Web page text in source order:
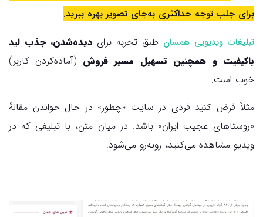
برای جلب توجه حداکثری به‌جای تصویر بهره ببرید.
تبلیغات ویدیویی همسان طبق تجربه برای دیده‌شدن، جذب لید
باکیفیت و همچنین تسهیل مسیر فروش (آماده‌کردن کاربر)
خوب است.
مثلاً فرض کنید فردی در سایت «چطور» در حال خواندن مقالهٔ
«روستاهای عجیب ایران» باشد. در میان متن، با تبلیغی که در
ویدیو مشاهده می‌کنید، روبه‌رو می‌شود.
نمایشگر